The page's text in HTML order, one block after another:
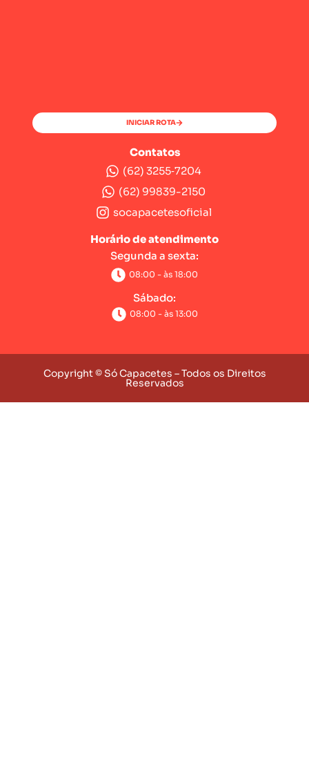
INICIAR ROTA
Contatos
(62) 3255‑7204‬
(62) 99839-2150
socapacetesoficial
Horário de atendimento
Segunda a sexta:
08:00 - às 18:00
Sábado:
08:00 - às 13:00
Copyright © Só Capacetes – Todos os Direitos
Reservados